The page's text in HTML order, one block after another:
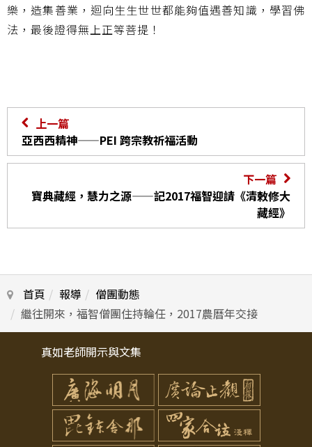
樂，造集善業，迴向生生世世都能夠值遇善知識，學習佛
法，最後證得無上正等菩提！
上一篇
亞西西精神——PEI 跨宗教祈福活動
下一篇
寶典藏經，慧力之源——記2017福智迎請《清敕修大
藏經》
首頁 報導
僧團動態
繼往開來，福智僧團住持輪任，2017農曆年交接
真如老師開示與文集